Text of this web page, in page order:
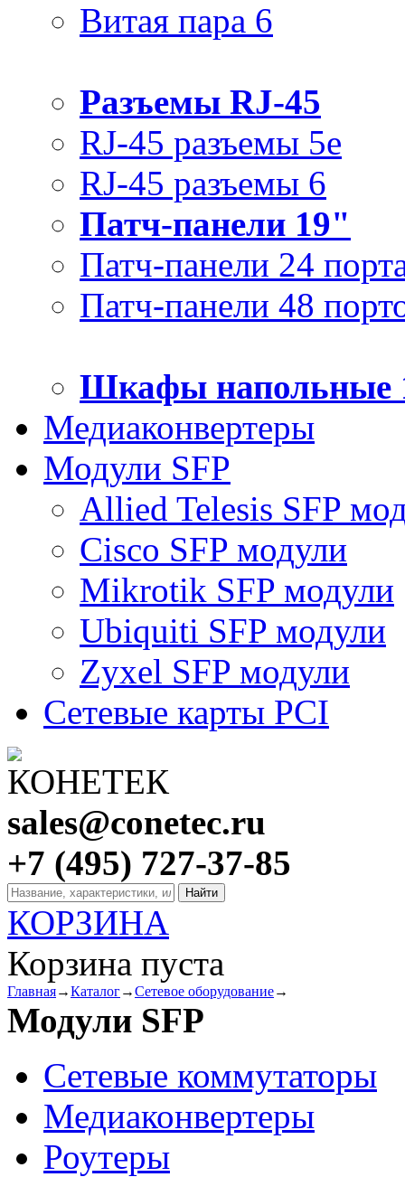
Витая пара 6
Разъемы RJ-45
RJ-45 разъемы 5e
RJ-45 разъемы 6
Патч-панели 19"
Патч-панели 24
Патч-панели 48
Шкафы напольные
Медиаконвертеры
Модули SFP
Allied Telesis SFP
Cisco SFP модули
Mikrotik SFP модули
Ubiquiti SFP модули
Zyxel SFP модули
Сетевые карты PCI
sales@conetec.ru
+7 (495) 727-37-85
КОРЗИНА
Корзина пуста
Главная→Каталог→Сетевое оборудование→
Модули SFP
Сетевые коммутаторы
Медиаконвертеры
Роутеры